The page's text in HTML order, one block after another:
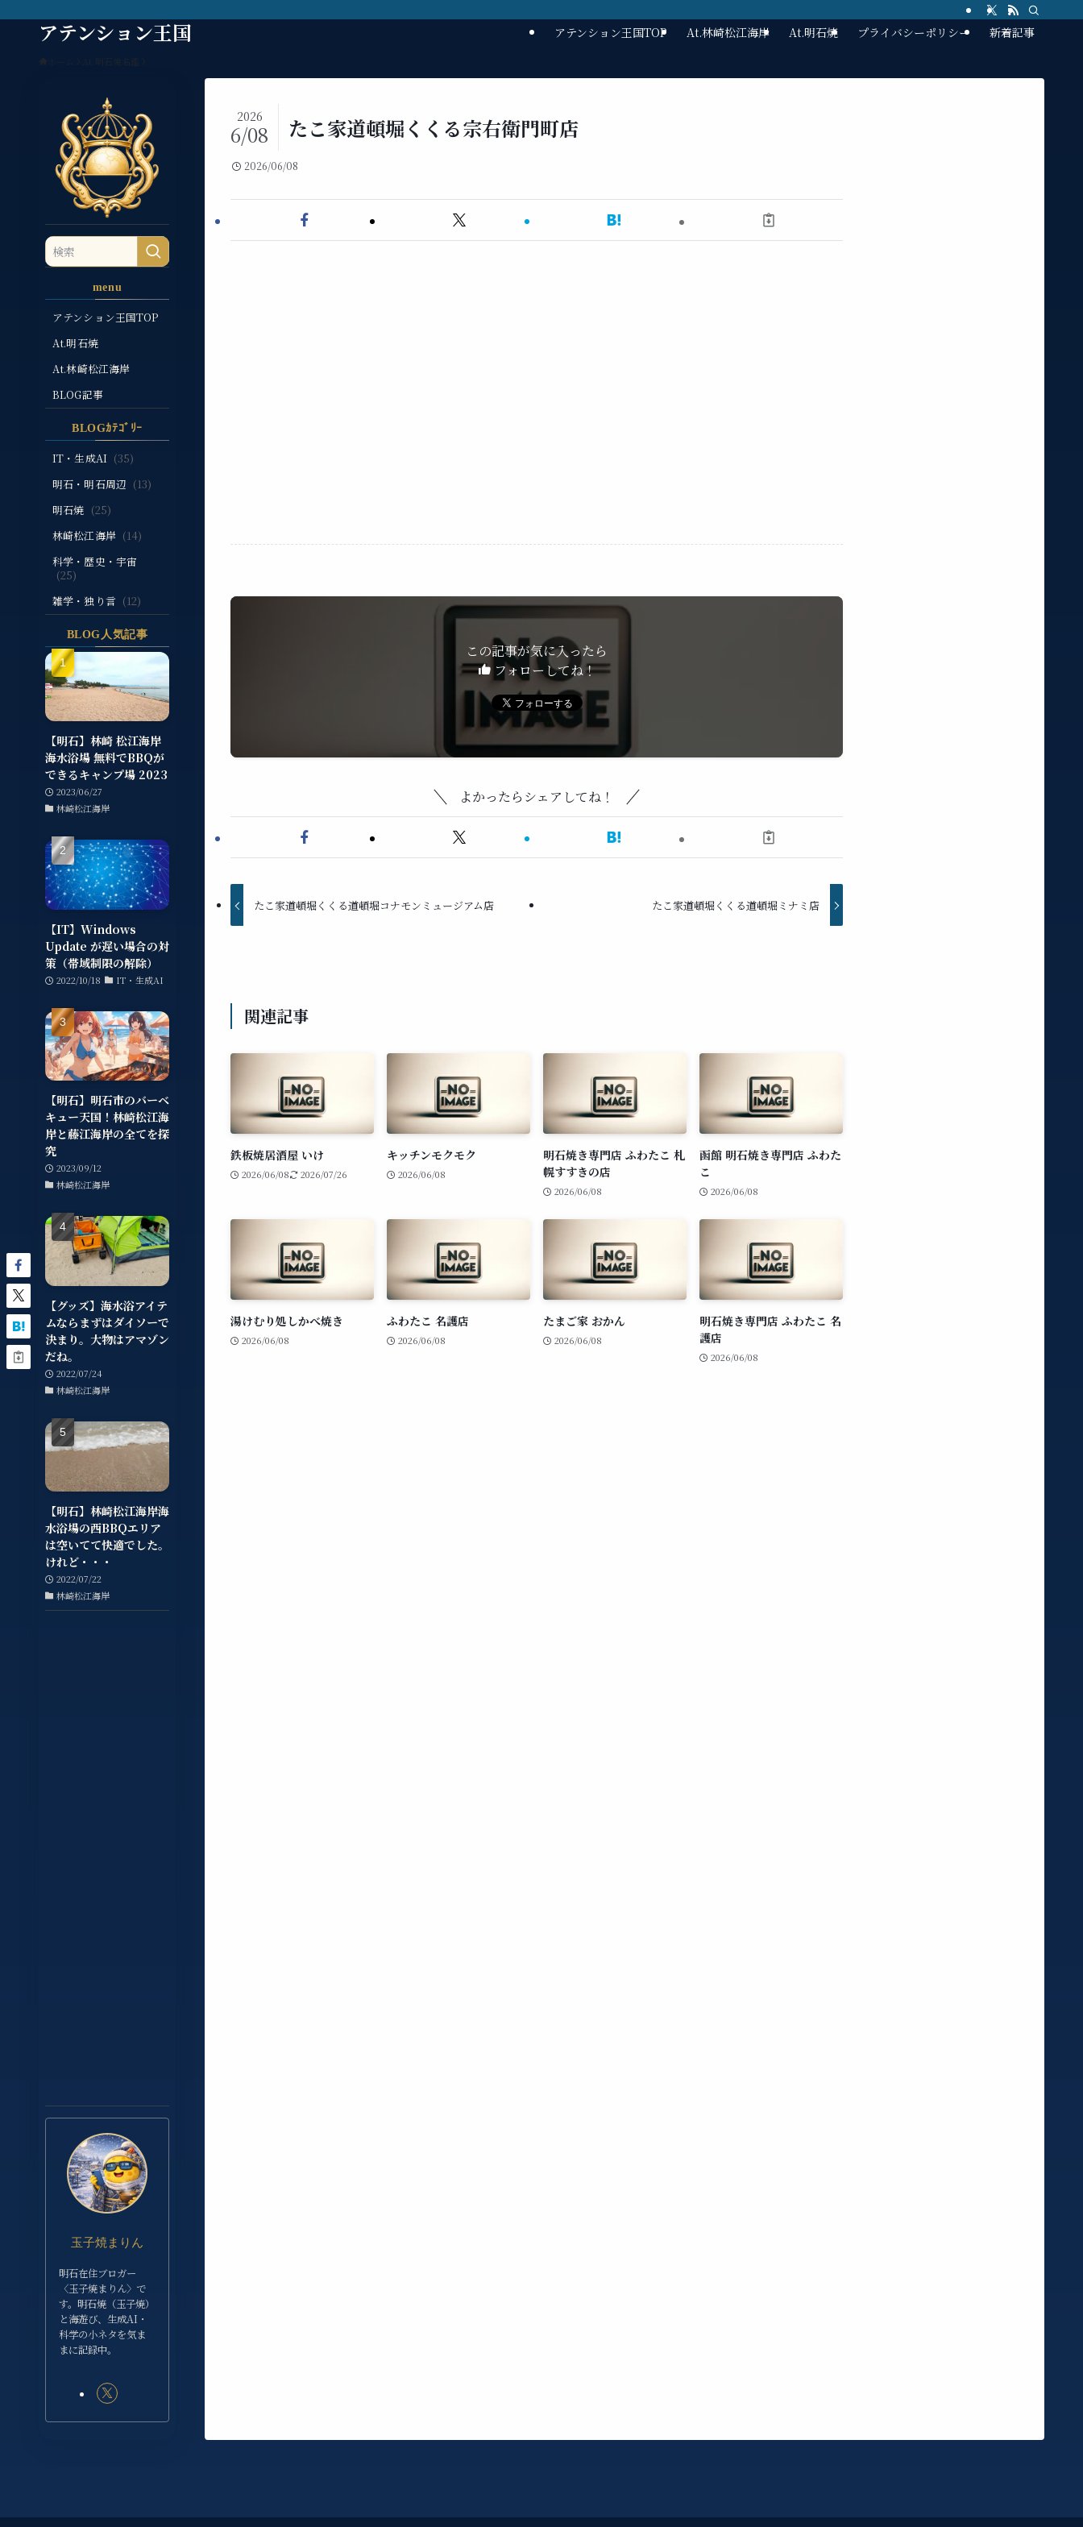
アテンション王国 アテンション王国TOP At.林崎松江海岸 At.明石焼 プライバシーポリシー 新着記事
たこ家道頓堀くくる宗右衛門町店
2026
6/08
2026/06/08
この記事が気に入ったら
フォローしてね！
よかったらシェアしてね！
たこ家道頓堀くくる道頓堀コナモンミュージアム店 たこ家道頓堀くくる道頓堀ミナミ店
関連記事
鉄板焼居酒屋 いけ
2026/06/08 2026/07/26
キッチンモクモク
2026/06/08
明石焼き専門店 ふわたこ 札
幌すすきの店
2026/06/08
函館 明石焼き専門店 ふわた
こ
2026/06/08
湯けむり処しかべ焼き
2026/06/08
ふわたこ 名護店
2026/06/08
たまご家 おかん
2026/06/08
明石焼き専門店 ふわたこ 名
護店
2026/06/08
menu
アテンション王国TOP
At.明石焼
At.林崎松江海岸
BLOG記事
BLOGｶﾃｺﾞﾘｰ
IT・生成AI (35)
明石・明石周辺 (13)
明石焼 (25)
林崎松江海岸 (14)
科学・歴史・宇宙
(25)
雑学・独り言 (12)
BLOG人気記事
【明石】林崎 松江海岸
海水浴場 無料でBBQが
できるキャンプ場 2023
2023/06/27
林崎松江海岸
【IT】Windows
Update が遅い場合の対
策（帯域制限の解除）
2022/10/18 IT・生成AI
【明石】明石市のバーベ
キュー天国！林崎松江海
岸と藤江海岸の全てを探
究
2023/09/12
林崎松江海岸
【グッズ】海水浴アイテ
ムならまずはダイソーで
決まり。大物はアマゾン
だね。
2022/07/24
林崎松江海岸
【明石】林崎松江海岸海
水浴場の西BBQエリア
は空いてて快適でした。
けれど・・・
2022/07/22
林崎松江海岸
玉子焼まりん
明石在住ブロガー
〈玉子焼まりん〉で
す。明石焼（玉子焼）
と海遊び、生成AI・
科学の小ネタを気ま
まに記録中。